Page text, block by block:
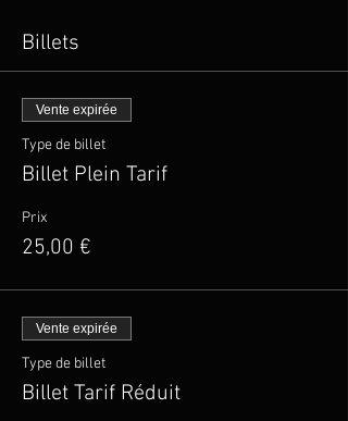
Billets
Vente expirée
Type de billet
Billet Plein Tarif
Prix
25,00 €
Vente expirée
Type de billet
Billet Tarif Réduit